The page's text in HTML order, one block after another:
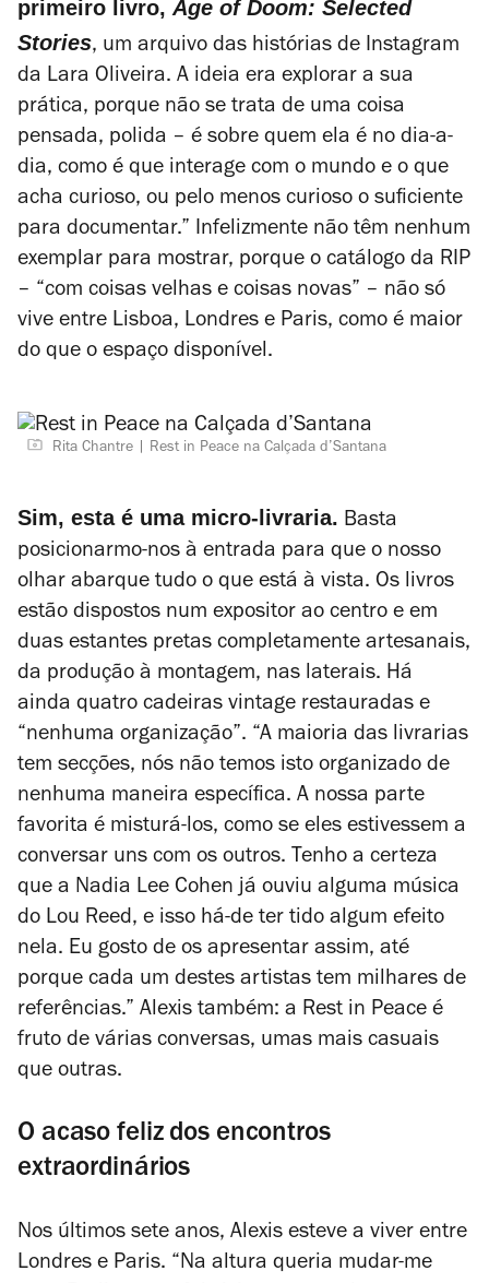
primeiro livro, Age of Doom: Selected
Stories, um arquivo das histórias de Instagram
da Lara Oliveira. A ideia era explorar a sua
prática, porque não se trata de uma coisa
pensada, polida – é sobre quem ela é no dia-a-
dia, como é que interage com o mundo e o que
acha curioso, ou pelo menos curioso o suficiente
para documentar.” Infelizmente não têm nenhum
exemplar para mostrar, porque o catálogo da RIP
– “com coisas velhas e coisas novas” – não só
vive entre Lisboa, Londres e Paris, como é maior
do que o espaço disponível.
Rita Chantre Rest in Peace na Calçada d’Santana
Sim, esta é uma micro-livraria. Basta
posicionarmo-nos à entrada para que o nosso
olhar abarque tudo o que está à vista. Os livros
estão dispostos num expositor ao centro e em
duas estantes pretas completamente artesanais,
da produção à montagem, nas laterais. Há
ainda quatro cadeiras vintage restauradas e
“nenhuma organização”. “A maioria das livrarias
tem secções, nós não temos isto organizado de
nenhuma maneira específica. A nossa parte
favorita é misturá-los, como se eles estivessem a
conversar uns com os outros. Tenho a certeza
que a Nadia Lee Cohen já ouviu alguma música
do Lou Reed, e isso há-de ter tido algum efeito
nela. Eu gosto de os apresentar assim, até
porque cada um destes artistas tem milhares de
referências.” Alexis também: a Rest in Peace é
fruto de várias conversas, umas mais casuais
que outras.
O acaso feliz dos encontros
extraordinários
Nos últimos sete anos, Alexis esteve a viver entre
Londres e Paris. “Na altura queria mudar-me